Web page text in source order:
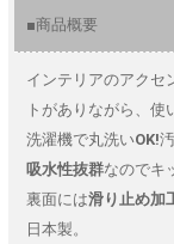
■商品概要
インテリアのアクセ
トがありながら、使
洗濯機で丸洗いOK!
吸水性抜群なのでキ
裏面には滑り止め加
日本製。